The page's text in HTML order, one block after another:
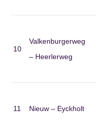
10
Valkenburgerweg
– Heerlerweg
11 Nieuw – Eyckholt